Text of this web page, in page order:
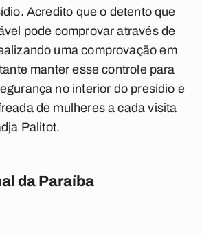
Acredito que o detento que
pode comprovar através de
uma comprovação em
manter esse controle para
no interior do presídio e
de mulheres a cada visita
Palitot.
da Paraíba